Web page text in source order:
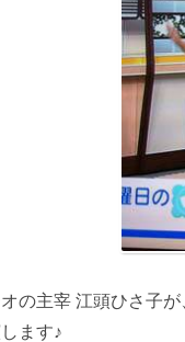
の主宰 江頭ひさ子
ます♪